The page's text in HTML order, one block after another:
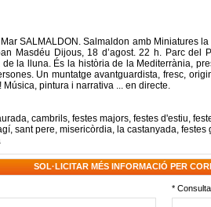
SALMALDON. Salmaldon amb Miniatures
Masdéu Dijous, 18 d’agost. 22 h. Parc
de la lluna. És la història de la Mediterrània,
Un muntatge avantguardista, fresc,
Música, pintura i narrativa ... en directe.
, cambrils, festes majors, festes d'estiu,
, sant pere, misericòrdia, la castanyada, festes
SOL·LICITAR MÉS INFORMACIÓ PER
* Consulta